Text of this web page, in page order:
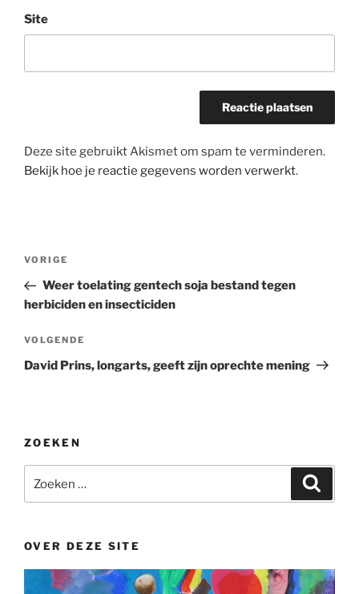
Site
Deze site gebruikt Akismet om spam te verminderen.
Bekijk hoe je reactie gegevens worden verwerkt.
Bericht
Vorig
bericht
VORIGE
Weer toelating gentech soja bestand tegen
herbiciden en insecticiden
Volgend
bericht
VOLGENDE
David Prins, longarts, geeft zijn oprechte mening
ZOEKEN
naar:
OVER DEZE SITE